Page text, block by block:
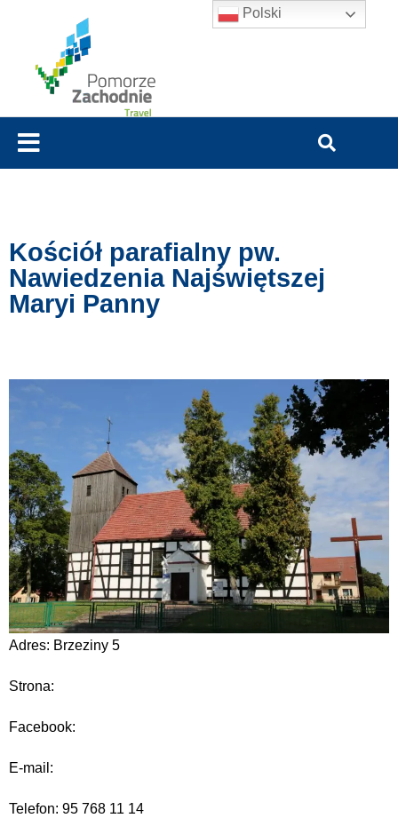
Kościół parafialny pw.
Nawiedzenia Najświętszej
Maryi Panny
Adres: Brzeziny 5
Strona:
Facebook:
E-mail:
Telefon: 95 768 11 14
Polski